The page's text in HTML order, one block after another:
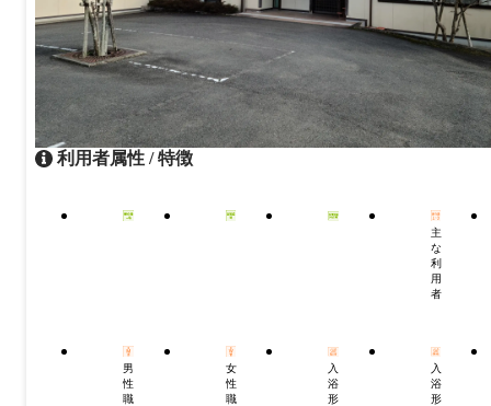
利用者属性 / 特徴
主
な
利
用
者
男
性
職
女
性
職
入
浴
形
入
浴
形